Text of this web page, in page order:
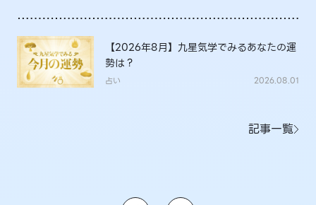
【2026年8月】九星気学でみるあなたの運
勢は？
占い 2026.08.01
記事一覧